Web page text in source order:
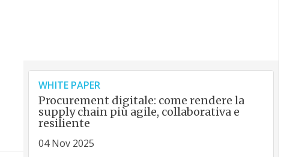
WHITE PAPER
Procurement digitale: come rendere la
supply chain più agile, collaborativa e
resiliente
04 Nov 2025